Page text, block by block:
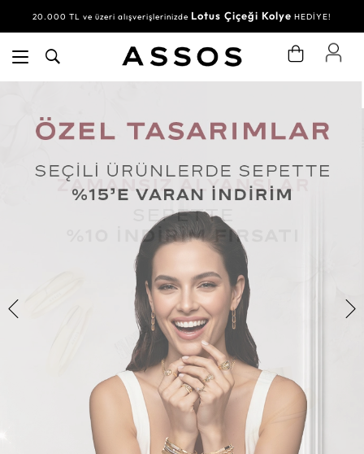
20.000 TL ve üzeri alışverişlerinizde Lotus Çiçeği Kolye HEDİYE!